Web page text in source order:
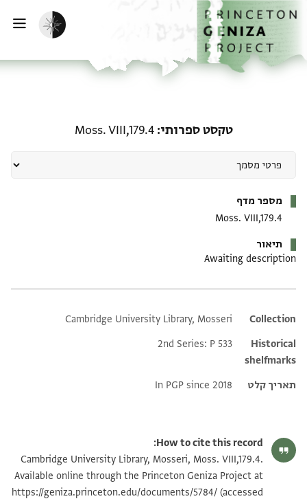
דילוג לתוכן
דף הבית
הפעלת מצב כהה
טקסט ספרותי Moss. VIII,179.4
מספר מדף
Moss. VIII,179.4
תיאור
Awaiting description
Additional metadata
Collection
Cambridge University Library, Mosseri
Historical
shelfmarks
2nd Series: P 533
תאריך קלט In PGP since 2018
How to cite this record:
Cambridge University Library, Mosseri, Moss. VIII,179.4.
Available online through the Princeton Geniza Project at
https://geniza.princeton.edu/documents/5784/ (accessed